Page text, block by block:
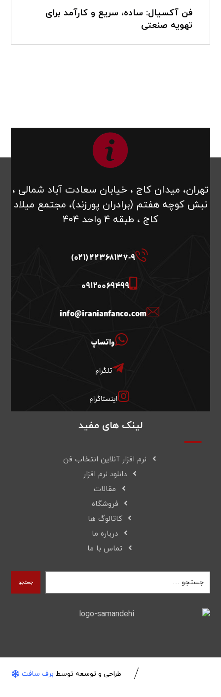
فن آکسیال: ساده، سریع و کارآمد برای
تهویه صنعتی
تهران، میدان کاج ، خیابان سعادت آباد شمالی ،
نبش کوچه هفتم (برادران پورزند)، مجتمع میلاد
کاج ، طبقه ۴ واحد ۴۰۴
22368137-9 (021)
09120069499
info@iranianfanco.com
واتساپ
تلگرام
اینستاگرام
لینک های مفید
نرم افزار آنلاین انتخاب فن
دانلود نرم افزار
مقالات
فروشگاه
کاتالوگ ها
درباره ما
تماس با ما
جستجو
طراحی و توسعه توسط برف سافت